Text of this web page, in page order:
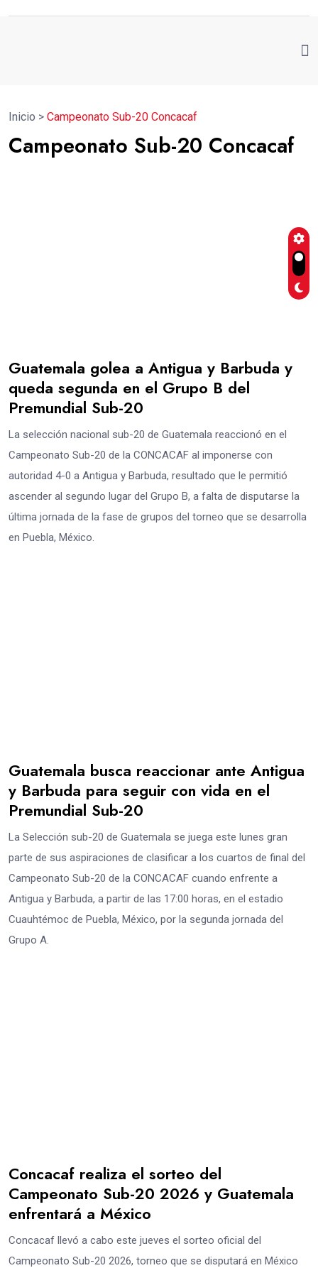
Inicio > Campeonato Sub-20 Concacaf
Campeonato Sub-20 Concacaf
Guatemala golea a Antigua y Barbuda y
queda segunda en el Grupo B del
Premundial Sub-20
La selección nacional sub-20 de Guatemala reaccionó en el
Campeonato Sub-20 de la CONCACAF al imponerse con
autoridad 4-0 a Antigua y Barbuda, resultado que le permitió
ascender al segundo lugar del Grupo B, a falta de disputarse la
última jornada de la fase de grupos del torneo que se desarrolla
en Puebla, México.
Guatemala busca reaccionar ante Antigua
y Barbuda para seguir con vida en el
Premundial Sub-20
La Selección sub-20 de Guatemala se juega este lunes gran
parte de sus aspiraciones de clasificar a los cuartos de final del
Campeonato Sub-20 de la CONCACAF cuando enfrente a
Antigua y Barbuda, a partir de las 17:00 horas, en el estadio
Cuauhtémoc de Puebla, México, por la segunda jornada del
Grupo A.
Concacaf realiza el sorteo del
Campeonato Sub-20 2026 y Guatemala
enfrentará a México
Concacaf llevó a cabo este jueves el sorteo oficial del
Campeonato Sub-20 2026, torneo que se disputará en México